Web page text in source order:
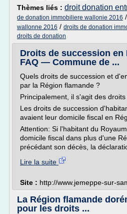
Thèmes liés : droit donation
de donation immobiliere wallonie 2016 /
wallonne 2016 / droits de donation
droits de donation
Droits de succession en
FAQ — Commune de ...
Quels droits de succession et
par la Région flamande ?
Principalement, il s'agit des
Les droits de succession
avaient leur domicile fiscal en
Attention: Si l'habitant du
domicile fiscal dans plus d'une
précédant son décès, la
Lire la suite
Site : http://www.jemeppe-sur-
La Région flamande
pour les droits ...